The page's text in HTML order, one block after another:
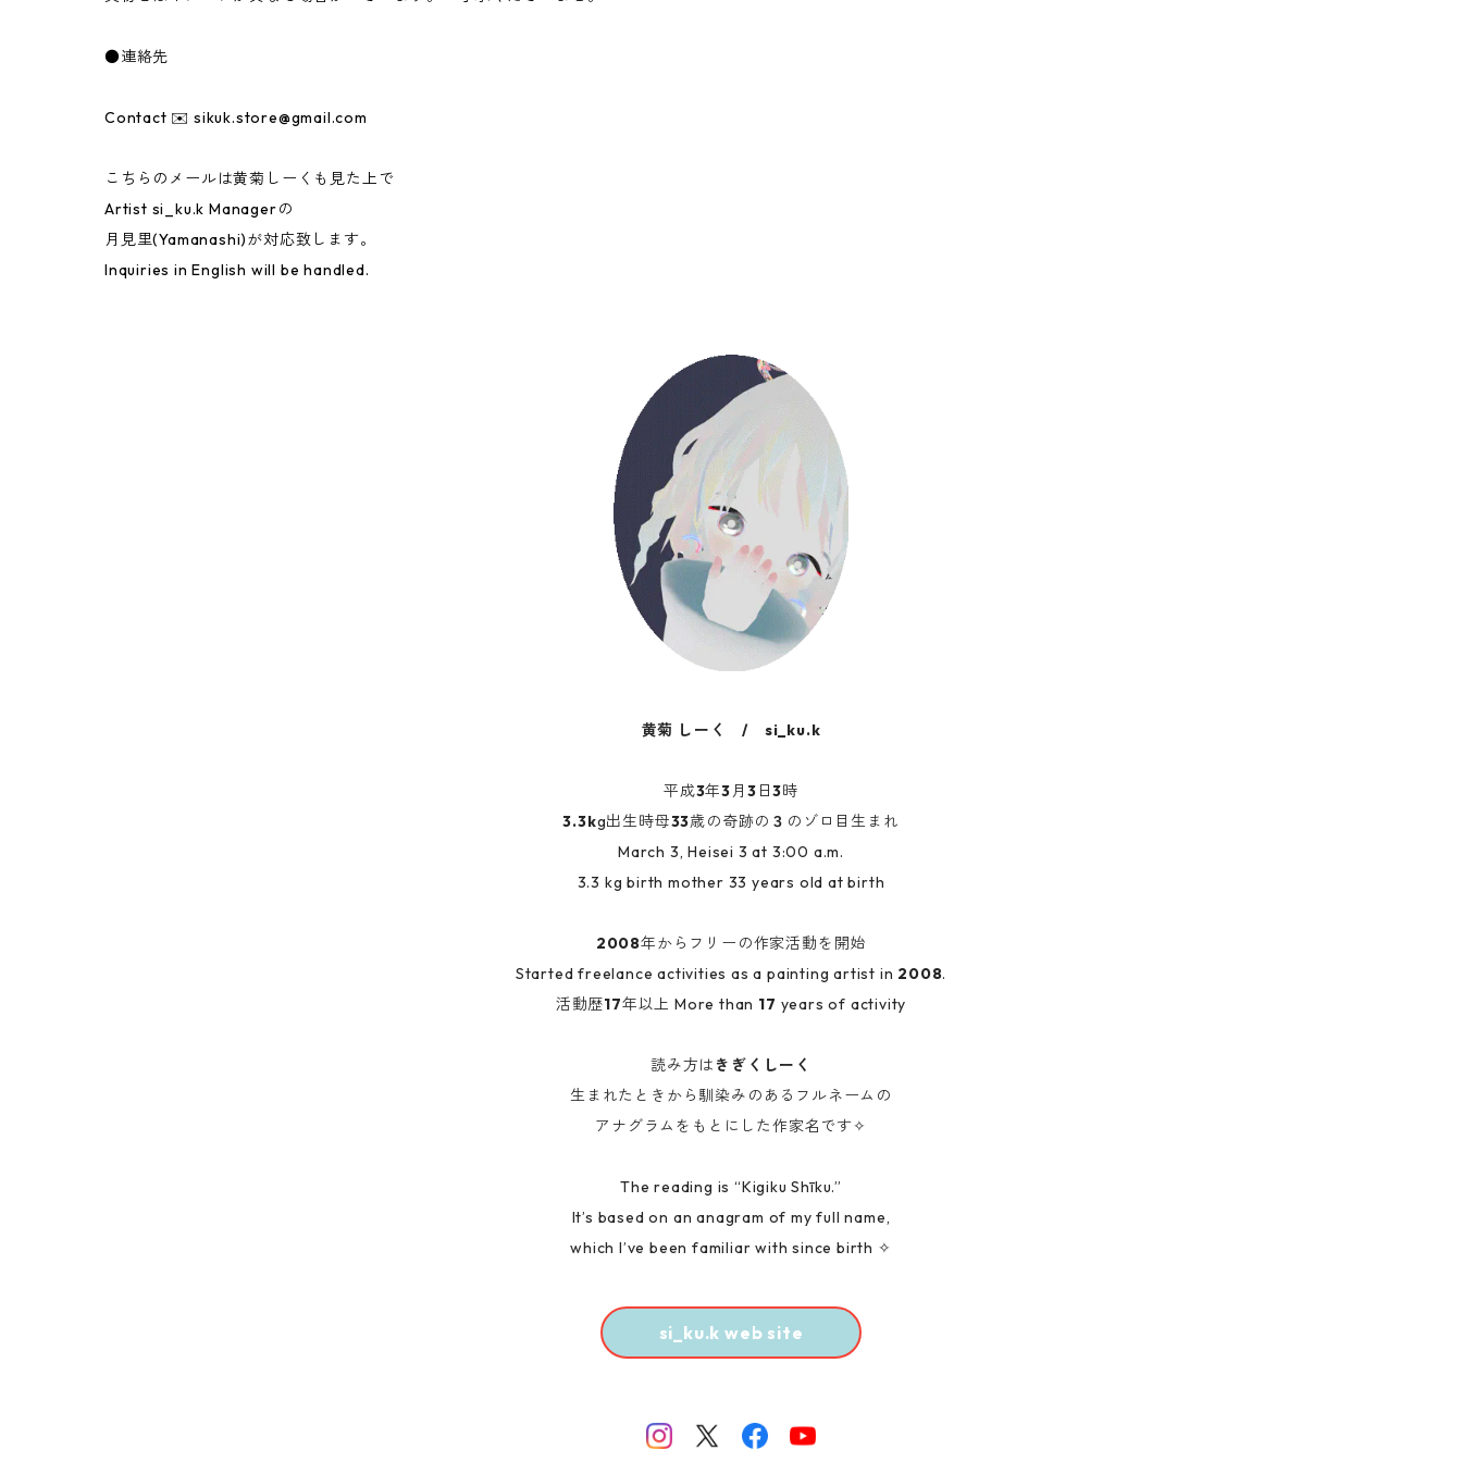
●連絡先
Contact ✉️ sikuk.store@gmail.com
こちらのメールは黄菊しーくも見た上で
Artist si_ku.k Managerの
月見里(Yamanashi)が対応致します。
Inquiries in English will be handled.
黄菊 しーく / si_ku.k
平成3年3月 3 日3時
3.3kg出生時母33歳の奇跡の ３ のゾロ目生まれ
March 3, Heisei 3 at 3:00 a.m.
3.3 kg birth mother 33 years old at birth
2008年からフリーの作家活動を開始
Started freelance activities as a painting artist in 2008.
活動歴17年以上 More than 17 years of activity️
読み方は きぎくしーく
生まれたときから馴染みのあるフルネームの
アナグラムをもとにした作家名です✧
The reading is “Kigiku Shīku.”
It’s based on an anagram of my full name,
which I’ve been familiar with since birth ✧
si_ku.k web site